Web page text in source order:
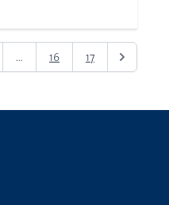
... 16 17